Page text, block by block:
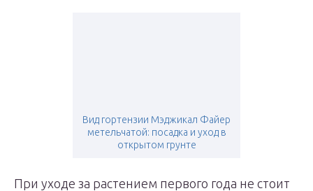
Вид гортензии Мэджикал Файер
метельчатой: посадка и уход в
открытом грунте
При уходе за растением первого года не стоит